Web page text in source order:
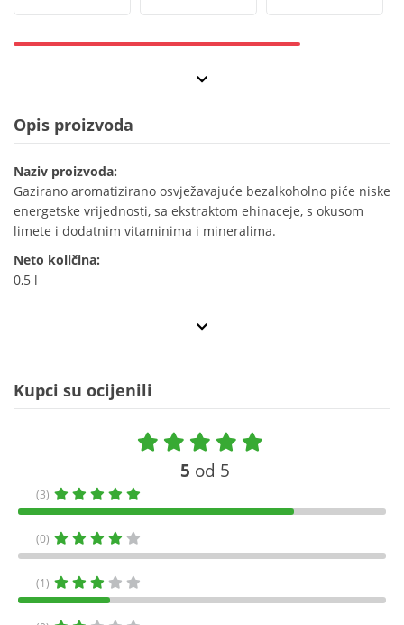
Opis proizvoda
Naziv proizvoda:
Gazirano aromatizirano osvježavajuće bezalkoholno piće niske
energetske vrijednosti, sa ekstraktom ehinaceje, s okusom
limete i dodatnim vitaminima i mineralima.
Neto količina:
0,5 l
Kupci su ocijenili
5 od 5
(3)
(0)
(1)